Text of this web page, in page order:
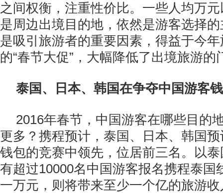
之间权衡，注重性价比。一些人均万
是周边出境目的地，依然是游客选择
是吸引旅游者的重要因素，得益于今
的“春节大促”，大幅降低了出境旅游的
泰国、日本、韩国在争夺中国游客
2016年春节，中国游客在哪些目的
更多？携程预计，泰国、日本、韩国
钱包的竞赛中领先，位居前三名。以
有超过10000名中国游客报名携程泰国
一万元，则将带来至少一个亿的旅游